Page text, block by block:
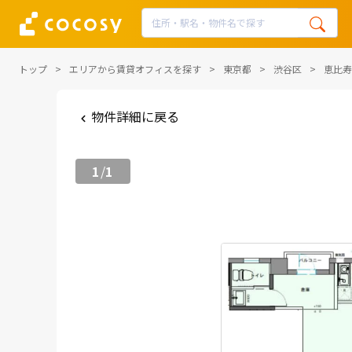
トップ エリアから賃貸オフィスを探す 東京都 渋谷区 恵比
物件詳細に戻る
1/1